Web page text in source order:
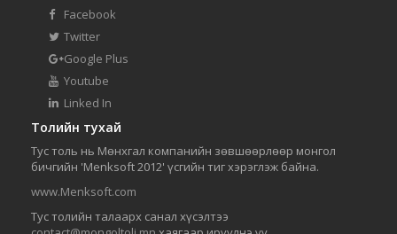
Facebook
Twitter
Google Plus
Youtube
Linked In
Толийн тухай
Тус толь нь Мөнхгал компанийн зөвшөөрлөөр монгол
бичгийн 'Menksoft 2012' үсгийн тиг хэрэглэж байна.
www.Menksoft.com
Тус толийн талаарх санал хүсэлтээ